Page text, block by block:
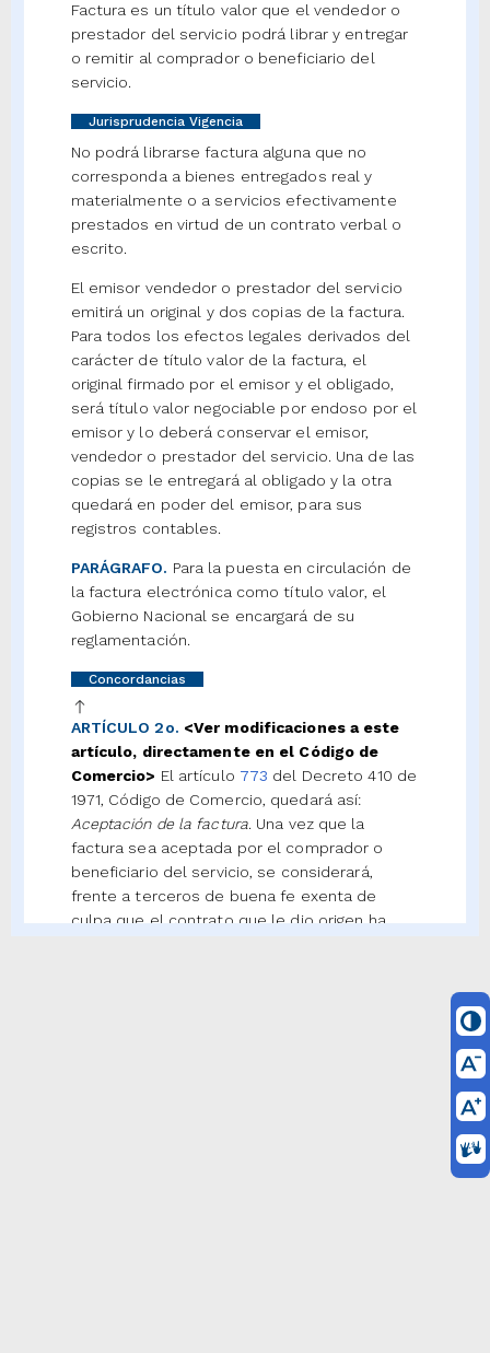
Factura es un título valor que el vendedor o
prestador del servicio podrá librar y entregar
o remitir al comprador o beneficiario del
servicio.
Jurisprudencia Vigencia
No podrá librarse factura alguna que no
corresponda a bienes entregados real y
materialmente o a servicios efectivamente
prestados en virtud de un contrato verbal o
escrito.
El emisor vendedor o prestador del servicio
emitirá un original y dos copias de la factura.
Para todos los efectos legales derivados del
carácter de título valor de la factura, el
original firmado por el emisor y el obligado,
será título valor negociable por endoso por el
emisor y lo deberá conservar el emisor,
vendedor o prestador del servicio. Una de las
copias se le entregará al obligado y la otra
quedará en poder del emisor, para sus
registros contables.
PARÁGRAFO. Para la puesta en circulación de
la factura electrónica como título valor, el
Gobierno Nacional se encargará de su
reglamentación.
Concordancias
ARTÍCULO 2o. <Ver modificaciones a este
artículo, directamente en el Código de
Comercio> El artículo 773 del Decreto 410 de
1971, Código de Comercio, quedará así:
Aceptación de la factura. Una vez que la
factura sea aceptada por el comprador o
beneficiario del servicio, se considerará,
frente a terceros de buena fe exenta de
culpa que el contrato que le dio origen ha